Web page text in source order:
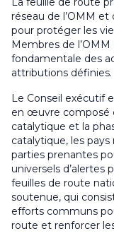
réseau de l’OMM et
pour protéger les
Membres de
fondamentale des
attributions définies.
Le Conseil exécutif
en œuvre composé
catalytique et la
catalytique, les
parties prenantes
universels d’alertes
feuilles de route
soutenue, qui
efforts communs
route et renforcer